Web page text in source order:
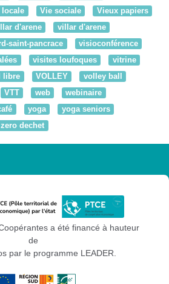
locale Vie sociale
Vieux papiers
d'arene
villar d'arene
saint-pancrace
visioconférence
visites loufoques
vitrine
libre VOLLEY
volley ball
VTT web
webinaire
yoga
yoga seniors
zero dechet
a été financé à hauteur
de
par le programme LEADER.